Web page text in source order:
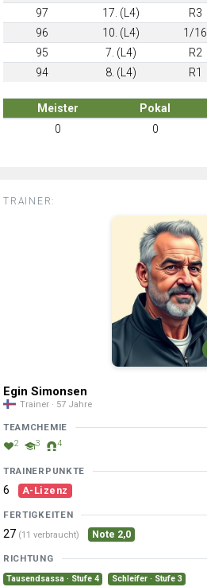
97
17. (L4) R3
96
10. (L4) 1/16
95
7. (L4) R2
94
8. (L4) R1
Meister Pokal
0
0
TRAINER:
Egin Simonsen
Trainer · 57 Jahre
TEAMCHEMIE
2 3 4
TRAINERPUNKTE
6 A-Lizenz
FERTIGKEITEN
27 (11 verbraucht) Note 2,0
RICHTUNG
Tausendsassa · Stufe 4 Schleifer · Stufe 3